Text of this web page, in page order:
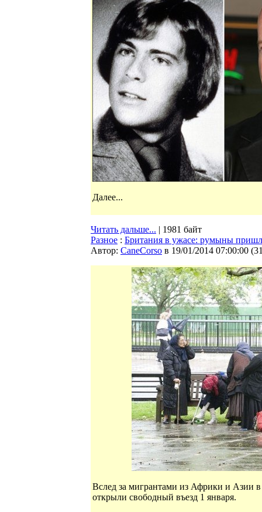
Далее...
Читать дальше... | 1981 байт
Разное : Британия в ужасе: румыны
Автор: CaneCorso в 19/01/2014 07:00:00 (
Вслед за мигрантами из Африки и Азии
открыли свободный въезд 1 января.